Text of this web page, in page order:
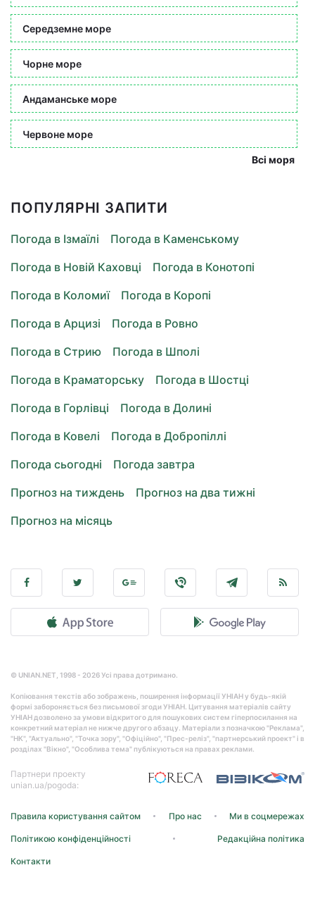
Середземне море
Чорне море
Андаманське море
Червоне море
Всі моря
ПОПУЛЯРНІ ЗАПИТИ
Погода в Ізмаїлі
Погода в Каменському
Погода в Новій Каховці
Погода в Конотопі
Погода в Коломиї
Погода в Коропі
Погода в Арцизі
Погода в Ровно
Погода в Стрию
Погода в Шполі
Погода в Краматорську
Погода в Шостці
Погода в Горлівці
Погода в Долині
Погода в Ковелі
Погода в Добропіллі
Погода сьогодні
Погода завтра
Прогноз на тиждень
Прогноз на два тижні
Прогноз на місяць
© UNIAN.NET, 1998 - 2026 Усі права дотримано.
Копіювання текстів або зображень, поширення інформації УНІАН у будь-якій
формі забороняється без письмової згоди УНІАН. Цитування матеріалів сайту
УНІАН дозволено за умови відкритого для пошукових систем гіперпосилання на
конкретний матеріал не нижче другого абзацу. Матеріали з позначкою "Реклама",
"НК", "Актуально", "Точка зору", "Офіційно", "Прес-реліз", "партнерський проект" і в
розділах "Вікно", "Особлива тема" публікуються на правах реклами.
Партнери проекту
unian.ua/pogoda:
Правила користування сайтом Про нас Ми в соцмережах
Політикою конфіденційності Редакційна політика
Контакти